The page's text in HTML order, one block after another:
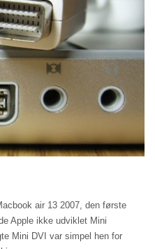
air 13 2007, den første
Apple ikke udviklet Mini
Mini DVI var simpel hen for